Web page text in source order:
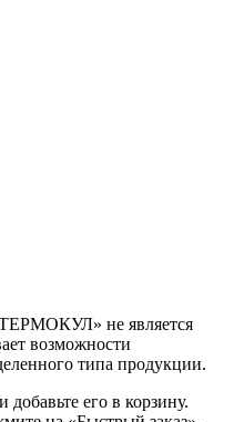
не является
возможности
типа продукции.
его в корзину.